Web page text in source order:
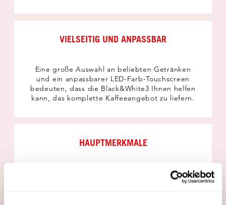
VIELSEITIG UND ANPASSBAR
Eine große Auswahl an beliebten Getränken
und ein anpassbarer LED-Farb-Touchscreen
bedeuten, dass die Black&White3 Ihnen helfen
kann, das komplette Kaffeeangebot zu liefern.
HAUPTMERKMALE
Automatische Reinigung, austauschbares,
modulares Design, kostensparende